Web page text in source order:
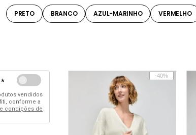
PRETO BRANCO AZUL-MARINHO VERMELHO
*
vendidos
conforme a
condições de
-40%